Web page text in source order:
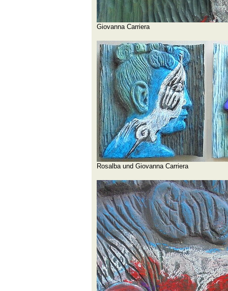
Giovanna Carriera
Rosalba und Giovanna Carriera